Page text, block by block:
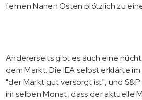
fernen Nahen Osten plötzlich zu
Andererseits gibt es auch eine
dem Markt. Die IEA selbst erklärte
"der Markt gut versorgt ist", und
im selben Monat, dass der aktuelle